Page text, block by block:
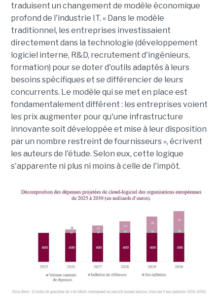
traduisent un changement de modèle économique
profond de l'industrie IT. « Dans le modèle
traditionnel, les entreprises investissaient
directement dans la technologie (développement
logiciel interne, R&D, recrutement d'ingénieurs,
formation) pour se doter d'outils adaptés à leurs
besoins spécifiques et se différencier de leurs
concurrents. Le modèle qui se met en place est
fondamentalement différent : les entreprises voient
les prix augmenter pour qu'une infrastructure
innovante soit développée et mise à leur disposition
par un nombre restreint de fournisseurs », écrivent
les auteurs de l'étude. Selon eux, cette logique
s'apparente ni plus ni moins à celle de l'impôt.